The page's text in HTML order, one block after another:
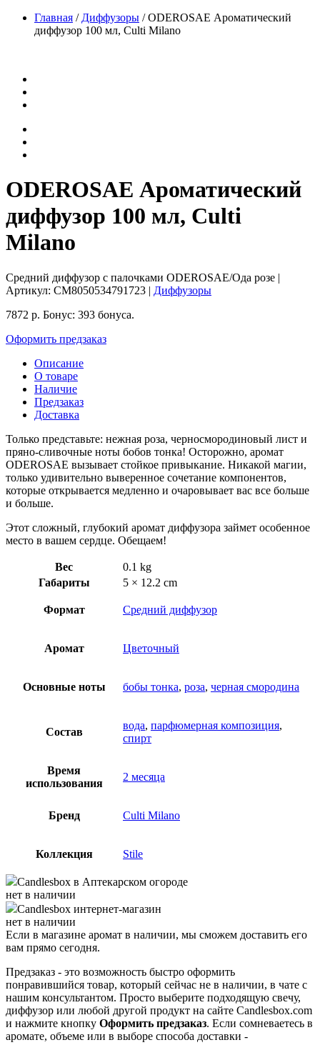
Главная / Диффузоры /ODEROSAE Ароматический
диффузор 100 мл, Culti Milano
ODEROSAE Ароматический
диффузор 100 мл, Culti
Milano
Средний диффузор с палочками ODEROSAE/Ода розе |
Артикул: CM8050534791723 | Диффузоры
7872 р. Бонус: 393 бонуса.
Оформить предзаказ
Описание
О товаре
Наличие
Предзаказ
Доставка
Только представьте: нежная роза, черносмородиновый лист и
пряно-сливочные ноты бобов тонка! Осторожно, аромат
ODEROSAE вызывает стойкое привыкание. Никакой магии,
только удивительно выверенное сочетание компонентов,
которые открывается медленно и очаровывает вас все больше
и больше.
Этот сложный, глубокий аромат диффузора займет особенное
место в вашем сердце. Обещаем!
Вес
0.1 kg
Габариты
5 × 12.2 cm
Формат Средний диффузор
Аромат Цветочный
Основные ноты бобы тонка, роза, черная смородина
Состав
вода, парфюмерная композиция,
спирт
Время
использования
2 месяца
Бренд Culti Milano
Коллекция Stile
Candlesbox в Аптекарском огороде
нет в наличии
Candlesbox интернет-магазин
нет в наличии
Если в магазине аромат в наличии, мы сможем доставить его
вам прямо сегодня.
Предзаказ - это возможность быстро оформить
понравившийся товар, который сейчас не в наличии, в чате с
нашим консультантом. Просто выберите подходящую свечу,
диффузор или любой другой продукт на сайте Candlesbox.com
и нажмите кнопку Оформить предзаказ. Если сомневаетесь в
аромате, объеме или в выборе способа доставки -